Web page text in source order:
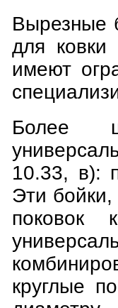
Вырезные
для ковки
имеют
Более
10.33, в):
Эти
поковок
круглые